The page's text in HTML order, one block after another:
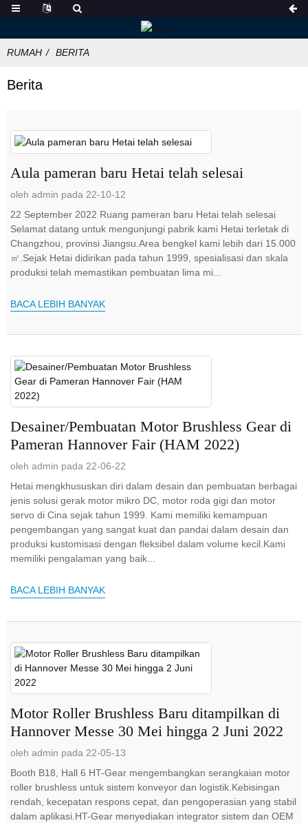
RUMAH BERITA
Berita
Aula pameran baru Hetai telah selesai
oleh admin pada 22-10-12
22 September 2022 Ruang pameran baru Hetai telah selesai
Selamat datang untuk mengunjungi pabrik kami Hetai terletak di
Changzhou, provinsi Jiangsu.Area bengkel kami lebih dari 15.000
㎡.Sejak Hetai didirikan pada tahun 1999, spesialisasi dan skala
produksi telah memastikan pembuatan lima mi...
BACA LEBIH BANYAK
Desainer/Pembuatan Motor Brushless Gear di
Pameran Hannover Fair (HAM 2022)
oleh admin pada 22-06-22
Hetai mengkhususkan diri dalam desain dan pembuatan berbagai
jenis solusi gerak motor mikro DC, motor roda gigi dan motor
servo di Cina sejak tahun 1999. Kami memiliki kemampuan
pengembangan yang sangat kuat dan pandai dalam desain dan
produksi kustomisasi dengan fleksibel dalam volume kecil.Kami
memiliki pengalaman yang baik...
BACA LEBIH BANYAK
Motor Roller Brushless Baru ditampilkan di
Hannover Messe 30 Mei hingga 2 Juni 2022
oleh admin pada 22-05-13
Booth B18, Hall 6 HT-Gear mengembangkan serangkaian motor
roller brushless untuk sistem konveyor dan logistik.Kebisingan
rendah, kecepatan respons cepat, dan pengoperasian yang stabil
dalam aplikasi.HT-Gear menyediakan integrator sistem dan OEM